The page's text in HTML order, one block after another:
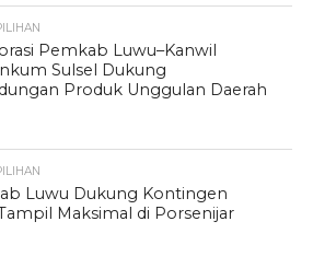
Pemkab Luwu–Kanwil
Sulsel Dukung
Produk Unggulan Daerah
Luwu Dukung Kontingen
Maksimal di Porsenijar